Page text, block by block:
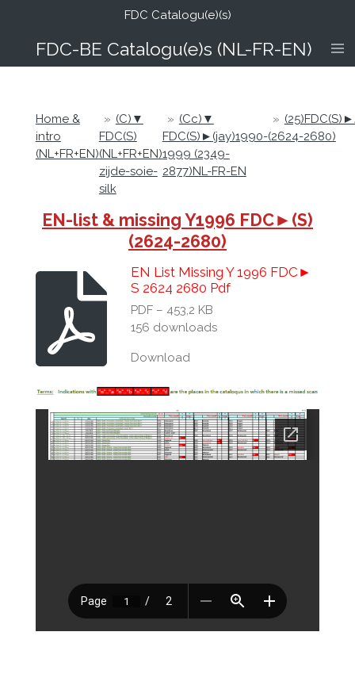
de
FDC-BE Catalogu(e)s (NL-FR-EN)
FDC Catalogu(e)(s)
Home &
intro
(NL+FR+EN)
» (C)▼
FDC(S)
(NL+FR+EN)
zijde-soie-
silk
» (Cc)▼
FDC(S)►(jay)1990-
1999 (2349-
2877)NL-FR-EN
»
(2624-2680)
EN-list & missing Y1996 FDC►(S)
(2624-2680)
EN List Missing Y 1996 FDC►
S 2624 2680 Pdf
PDF – 453,2 KB
156 downloads
Download